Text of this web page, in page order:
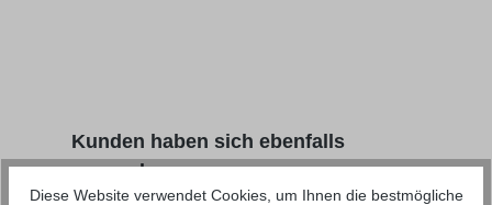
Produktgalerie überspringen
Kunden haben sich ebenfalls
angesehen
Diese Website verwendet Cookies, um Ihnen die bestmögliche